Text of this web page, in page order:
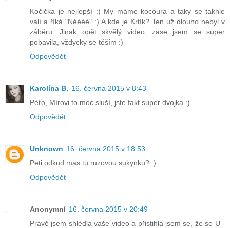
Kočička je nejlepší :) My máme kocoura a taky se takhle
válí a říká "Néééé" :) A kde je Krtík? Ten už dlouho nebyl v
záběru. Jinak opět skvělý video, zase jsem se super
pobavila, vždycky se těším :)
Odpovědět
Karolína B. 16. června 2015 v 8:43
Péťo, Mírovi to moc sluší, jste fakt super dvojka :)
Odpovědět
Unknown 16. června 2015 v 18:53
Peti odkud mas tu ruzovou sukynku? :)
Odpovědět
Anonymní 16. června 2015 v 20:49
Právě jsem shlédla vaše video a přistihla jsem se, že se U -